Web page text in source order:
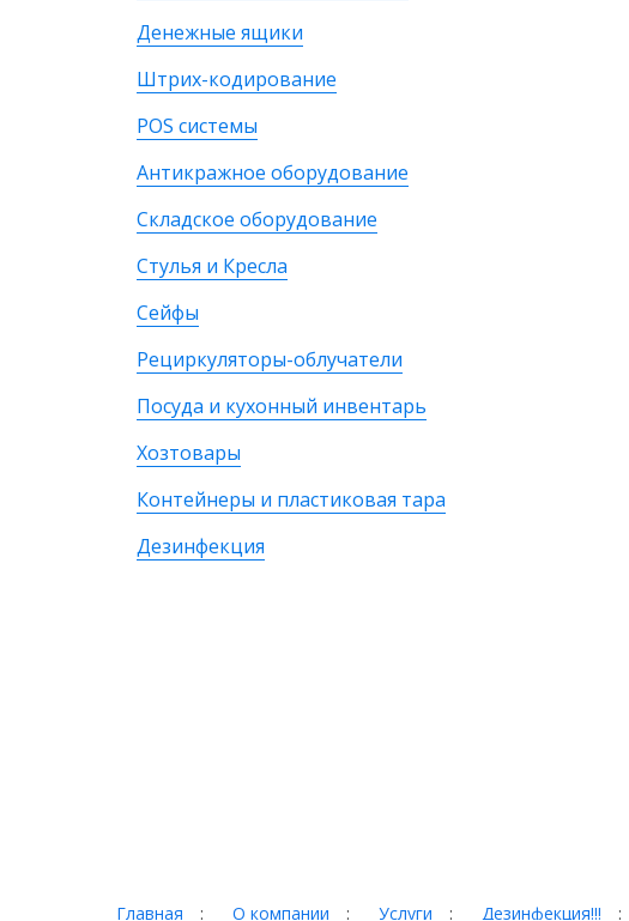
Денежные ящики
Штрих-кодирование
POS системы
Антикражное оборудование
Складское оборудование
Стулья и Кресла
Сейфы
Рециркуляторы-облучатели
Посуда и кухонный инвентарь
Хозтовары
Контейнеры и пластиковая тара
Дезинфекция
Главная : О компании : Услуги : Дезинфекция!!! :